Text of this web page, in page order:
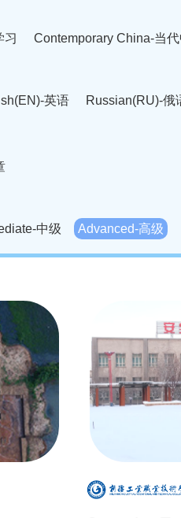
习 Contemporary China-当代
英语 Russian(RU)-俄
柬埔寨语
中级 Advanced-高级